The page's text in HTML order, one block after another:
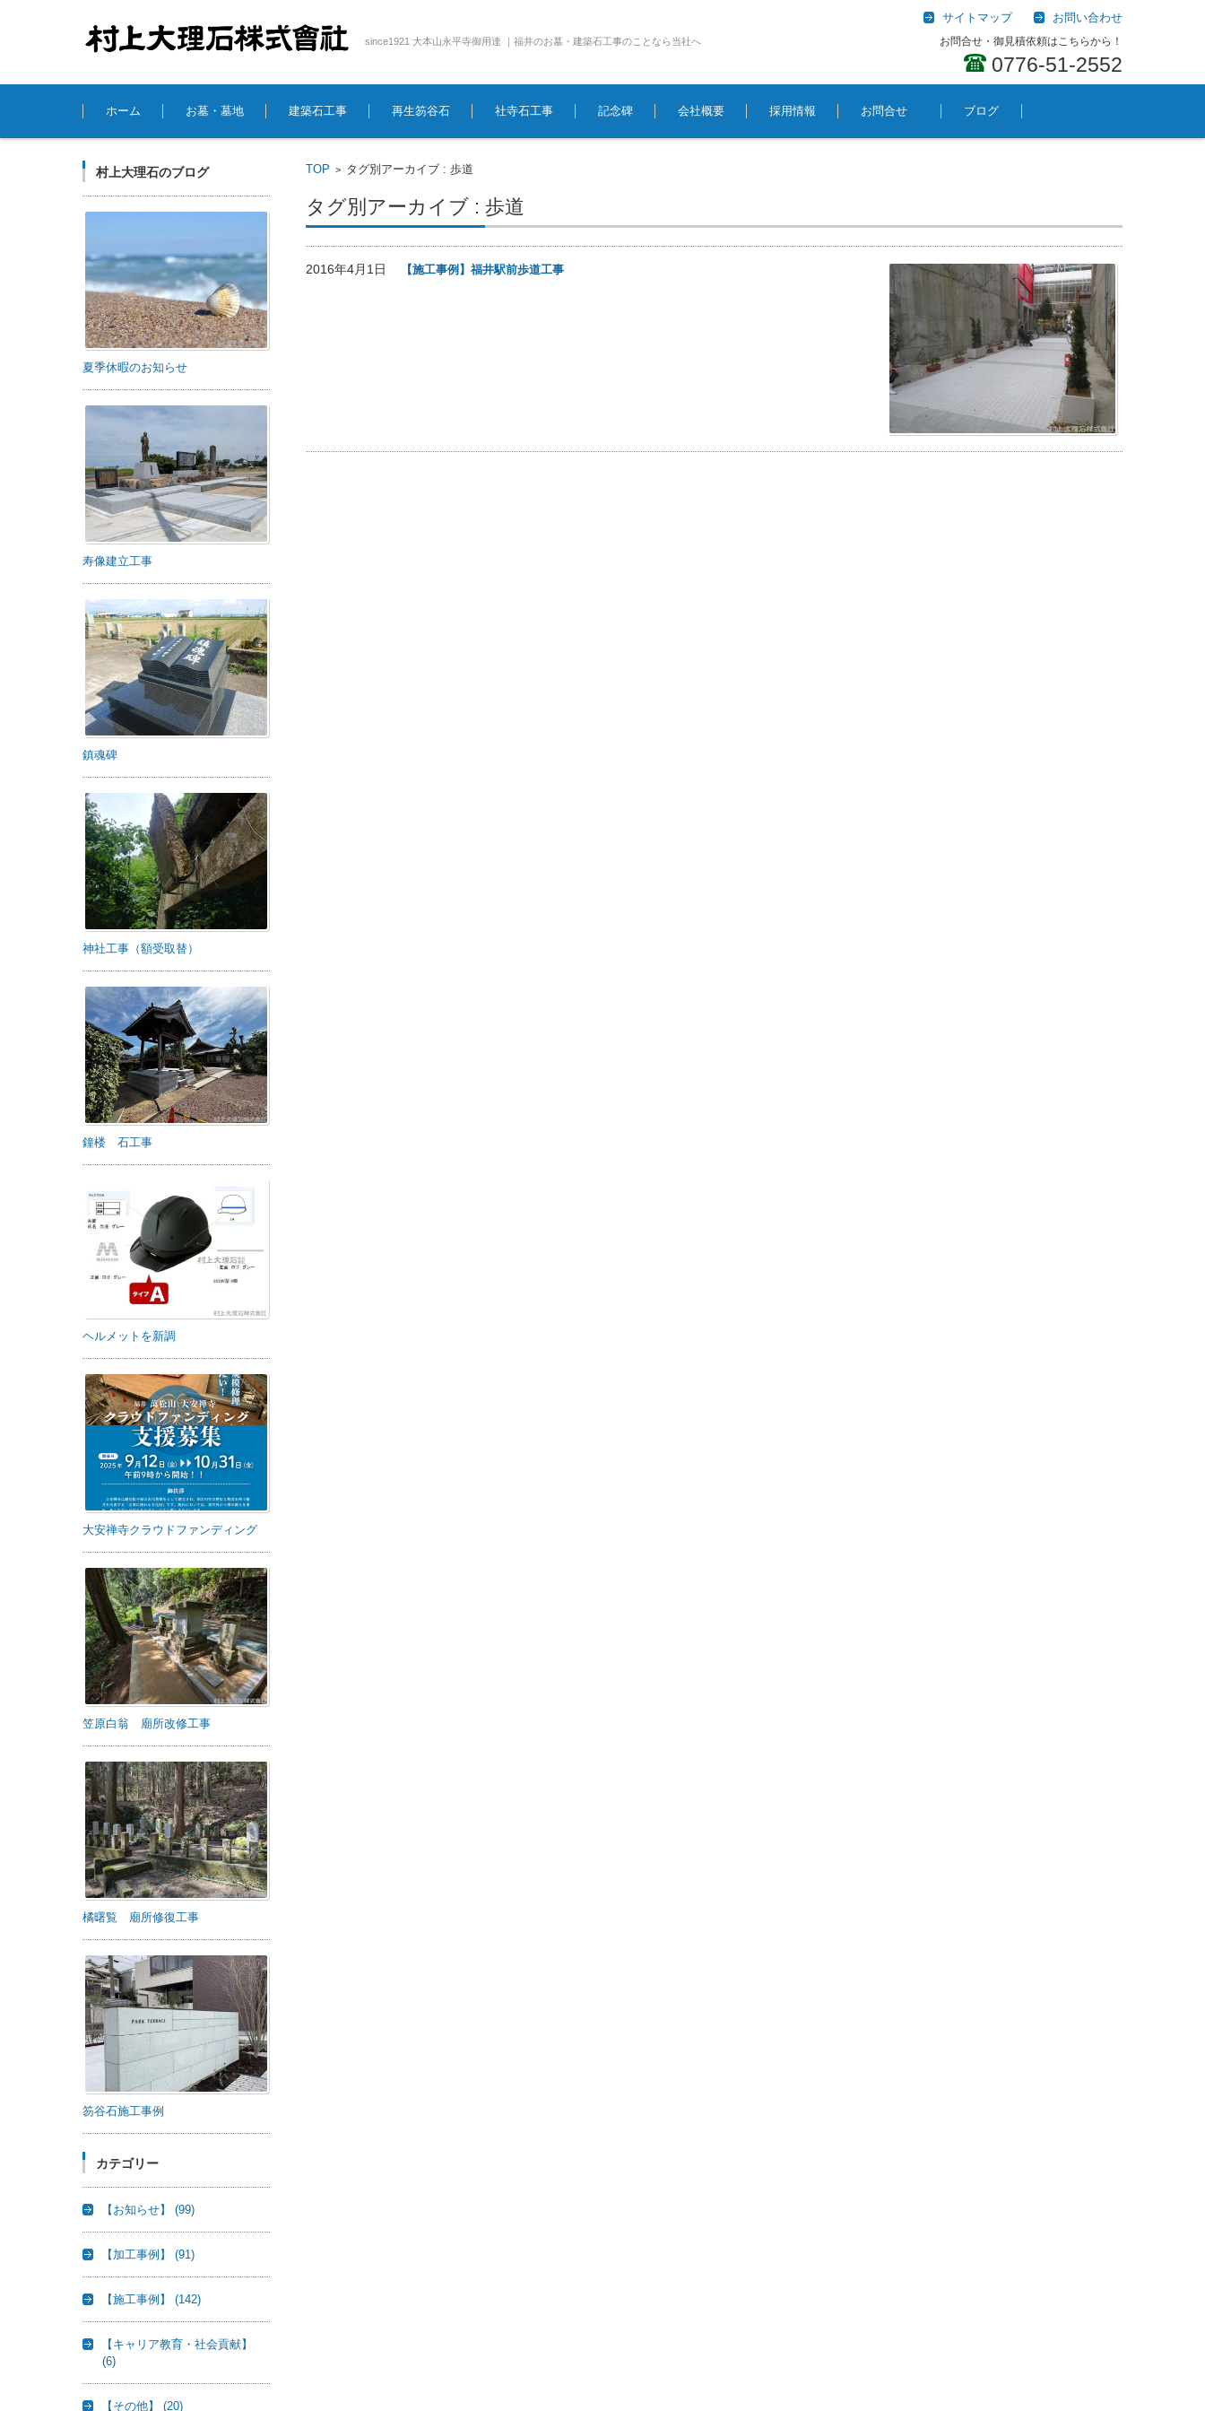
since1921 大本山永平寺御用達 ｜福井のお墓・建築石工事のことなら当社へ
サイトマップ お問い合わせ
お問合せ・御見積依頼はこちらから！
0776-51-2552
コンテンツに移動
ホーム
お墓・墓地 建築石工事 再生笏谷石 社寺石工事 記念碑 会社概要 採用情報 お問合せ ブログ
TOP > タグ別アーカイブ : 歩道
タグ別アーカイブ : 歩道
2016年4月1日 【施工事例】福井駅前歩道工事
村上大理石のブログ
夏季休暇のお知らせ
寿像建立工事
鎮魂碑
神社工事（額受取替）
鐘楼 石工事
ヘルメットを新調
大安禅寺クラウドファンディング
笠原白翁 廟所改修工事
橘曙覧 廟所修復工事
笏谷石施工事例
カテゴリー
【お知らせ】 (99)
【加工事例】 (91)
【施工事例】 (142)
【キャリア教育・社会貢献】
(6)
【その他】 (20)